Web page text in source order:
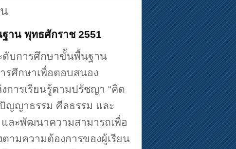
าน พุทธศักราช 2551
ดับการศึกษาขั้นพื้นฐาน
รศึกษาเพื่อตอบสนอง
การเรียนรู้ตามปรัชญา “คิด
ญญาธรรม ศีลธรรม และ
ละพัฒนาความสามารถเพื่อ
ามความต้องการของผู้เรียน